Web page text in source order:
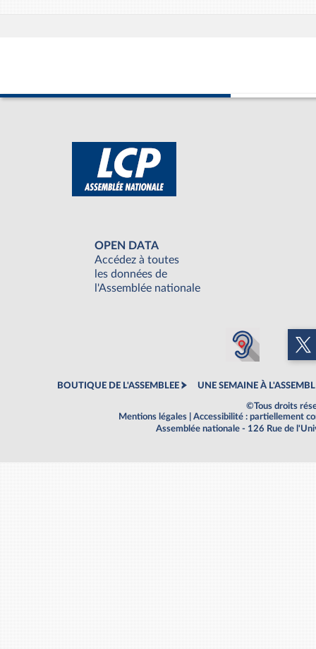
OPEN DATA
Accédez à toutes
les données de
l'Assemblée nationale
BOUTIQUE DE L'ASSEMBLEE UNE SEMAINE À
©Tous droits
Mentions légales
Accessibilité : partiellement
Assemblée nationale - 126 Rue de